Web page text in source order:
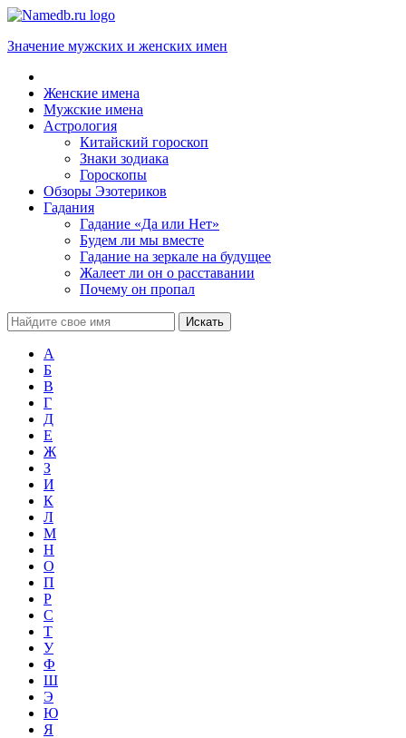
Значение мужских и женских имен
Женские имена
Мужские имена
Астрология
Китайский гороскоп
Знаки зодиака
Гороскопы
Обзоры Эзотериков
Гадания
Гадание «Да или Нет»
Будем ли мы вместе
Гадание на зеркале на будущее
Жалеет ли он о расставании
Почему он пропал
А
Б
В
Г
Д
Е
Ж
З
И
К
Л
М
Н
О
П
Р
С
Т
У
Ф
Ш
Э
Ю
Я